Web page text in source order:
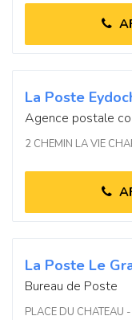
La Poste
Agence postale
2 CHEMIN LA VIE
La Poste Le
Bureau de Poste
PLACE DU CHATEAU